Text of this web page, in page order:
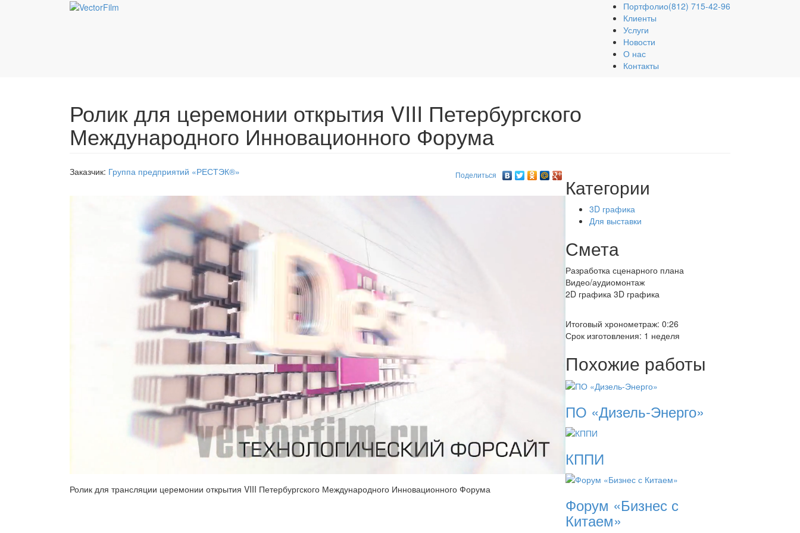
(812) 715-42-96
Портфолио
Клиенты
Услуги
Новости
О нас
Контакты
Ролик для церемонии открытия VIII Петербургского
Международного Инновационного Форума
Заказчик: Группа предприятий «РЕСТЭК®» Поделиться
Ролик для трансляции церемонии открытия VIII Петербургского Международного Инновационного Форума
Категории
3D графика
Для выставки
Смета
Разработка сценарного плана
Видео/аудиомонтаж
2D графика 3D графика
Итоговый хронометраж: 0:26
Срок изготовления: 1 неделя
Похожие работы
ПО «Дизель-Энерго»
КППИ
Форум «Бизнес с
Китаем»